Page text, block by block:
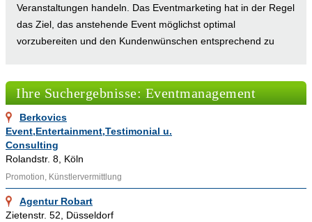
Veranstaltungen handeln. Das Eventmarketing hat in der Regel
das Ziel, das anstehende Event möglichst optimal
vorzubereiten und den Kundenwünschen entsprechend zu
Berufsspezialisierung entwickelt. Das Live-Marketing befasst
sich ausschließlich mit der Entwicklung und Durchführung von
verschiedensten Veranstaltungen.
In der BRD werden Bachelor-Studiengänge und Master-
Studiengänge für Medien-, Sport- und Eventmanagement an
mehreren Hochschulen angeboten. Ein weiterer möglicher
Ausbildungsweg für den angehenden Eventmanager ist die
Lehre zum Veranstaltungskaufmann (IHK). Die Ausbildung zum
Ihre Suchergebnisse: Eventmanagement
Berkovics
Event,Entertainment,Testimonial u.
Consulting
Rolandstr. 8, Köln
Promotion, Künstlervermittlung
Agentur Robart
Zietenstr. 52, Düsseldorf